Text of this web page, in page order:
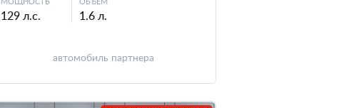
129 л.с. 1.6 л.
автомобиль партнера